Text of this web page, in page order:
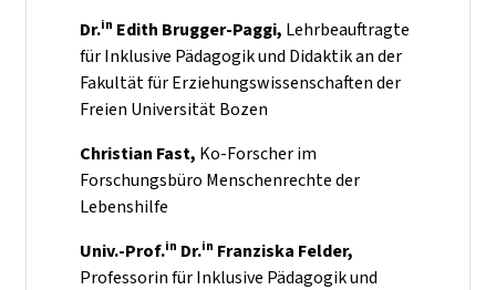
Dr.in Edith Brugger-Paggi, Lehrbeauftragte
für Inklusive Pädagogik und Didaktik an der
Fakultät für Erziehungswissenschaften der
Freien Universität Bozen
Christian Fast, Ko-Forscher im
Forschungsbüro Menschenrechte der
Lebenshilfe
Univ.-Prof.in Dr.in Franziska Felder,
Professorin für Inklusive Pädagogik und